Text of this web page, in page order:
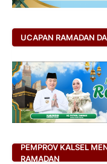
UCAPAN RAMADAN
PEMPROV KALSEL
RAMADAN